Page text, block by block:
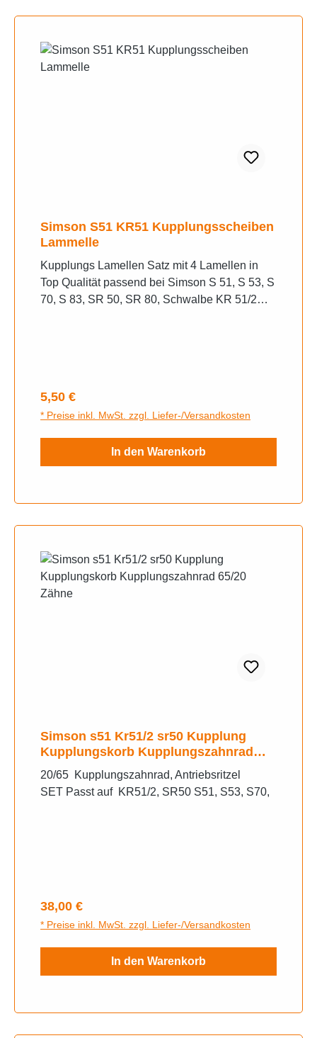
Simson S51 KR51 Kupplungsscheiben
Lammelle
Kupplungs Lamellen Satz mit 4 Lamellen in
Top Qualität passend bei Simson S 51, S 53, S
70, S 83, SR 50, SR 80, Schwalbe KR 51/2
Regulärer Preis:
5,50 €
* Preise inkl. MwSt. zzgl. Liefer-/Versandkosten
In den Warenkorb
Simson s51 Kr51/2 sr50 Kupplung
Kupplungskorb Kupplungszahnrad
65/20 Zähne
20/65 Kupplungszahnrad, Antriebsritzel
SET Passt auf KR51/2, SR50 S51, S53, S70,
Regulärer Preis:
38,00 €
* Preise inkl. MwSt. zzgl. Liefer-/Versandkosten
In den Warenkorb